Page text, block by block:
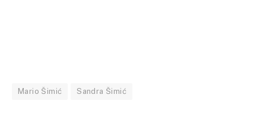
Mario Šimić Sandra Šimić